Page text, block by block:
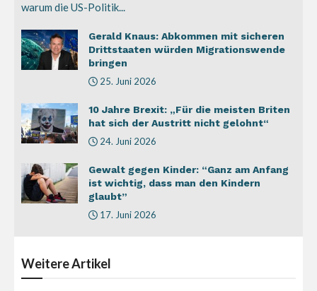
warum die US-Politik...
Gerald Knaus: Abkommen mit sicheren
Drittstaaten würden Migrationswende
bringen
25. Juni 2026
10 Jahre Brexit: „Für die meisten Briten
hat sich der Austritt nicht gelohnt“
24. Juni 2026
Gewalt gegen Kinder: “Ganz am Anfang
ist wichtig, dass man den Kindern
glaubt”
17. Juni 2026
WeitereArtikel